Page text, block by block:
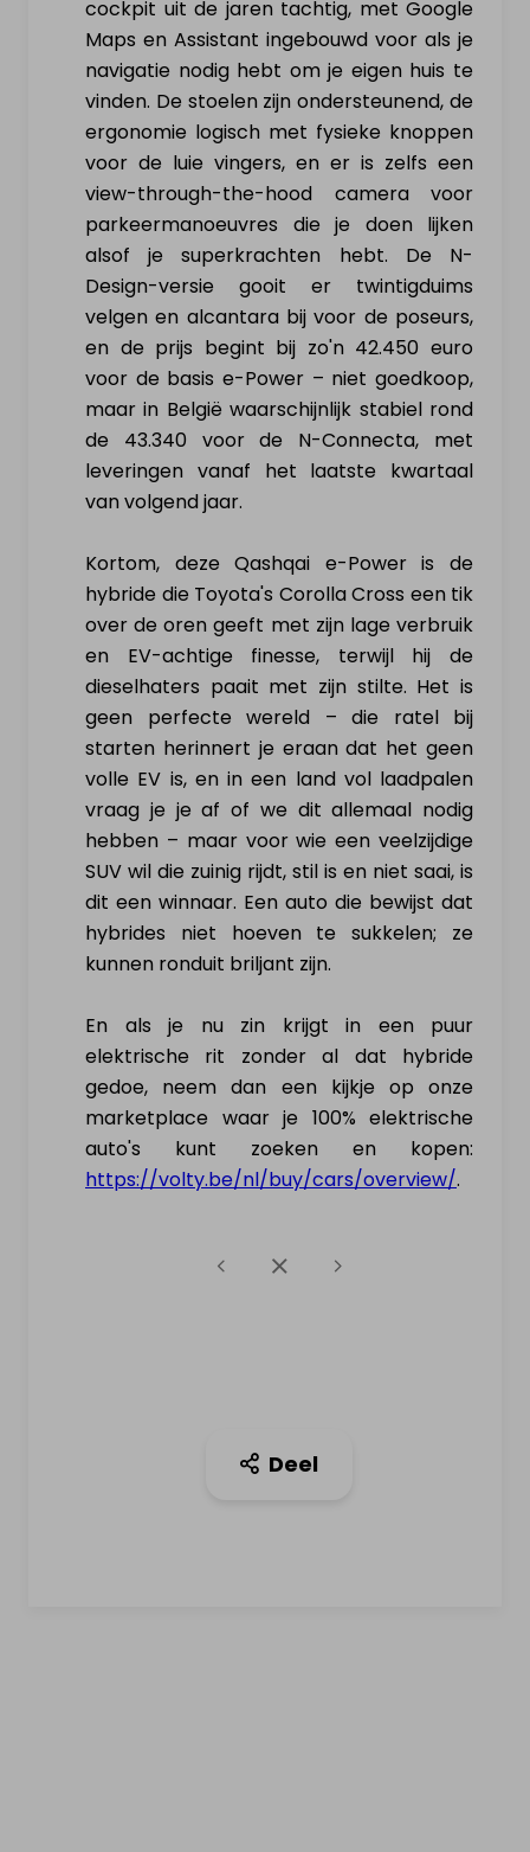
cockpit uit de jaren tachtig, met Google
Maps en Assistant ingebouwd voor als je
navigatie nodig hebt om je eigen huis te
vinden. De stoelen zijn ondersteunend, de
ergonomie logisch met fysieke knoppen
voor de luie vingers, en er is zelfs een
view-through-the-hood camera voor
parkeermanoeuvres die je doen lijken
alsof je superkrachten hebt. De N-
Design-versie gooit er twintigduims
velgen en alcantara bij voor de poseurs,
en de prijs begint bij zo'n 42.450 euro
voor de basis e-Power – niet goedkoop,
maar in België waarschijnlijk stabiel rond
de 43.340 voor de N-Connecta, met
leveringen vanaf het laatste kwartaal
van volgend jaar.
Kortom, deze Qashqai e-Power is de
hybride die Toyota's Corolla Cross een tik
over de oren geeft met zijn lage verbruik
en EV-achtige finesse, terwijl hij de
dieselhaters paait met zijn stilte. Het is
geen perfecte wereld – die ratel bij
starten herinnert je eraan dat het geen
volle EV is, en in een land vol laadpalen
vraag je je af of we dit allemaal nodig
hebben – maar voor wie een veelzijdige
SUV wil die zuinig rijdt, stil is en niet saai, is
dit een winnaar. Een auto die bewijst dat
hybrides niet hoeven te sukkelen; ze
kunnen ronduit briljant zijn.
En als je nu zin krijgt in een puur
elektrische rit zonder al dat hybride
gedoe, neem dan een kijkje op onze
marketplace waar je 100% elektrische
auto's kunt zoeken en kopen:
https://volty.be/nl/buy/cars/overview/.
Deel